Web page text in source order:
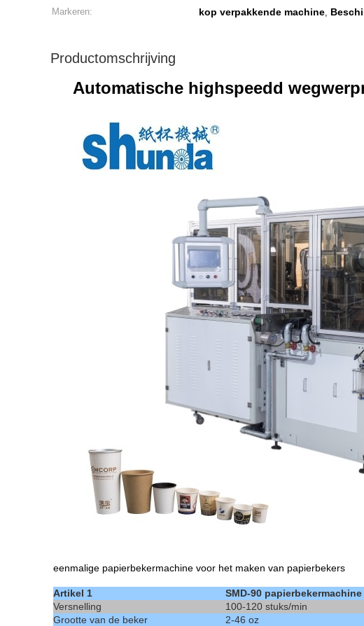
Markeren:
kop verpakkende machine,
Productomschrijving
Automatische highspeedd
eenmalige papierbekermachine voor het maken van papierbekers
Artikel 1
SMD-90 papierbekermachine
Versnelling
100-120 stuks/min
Grootte van de beker
2-46 oz